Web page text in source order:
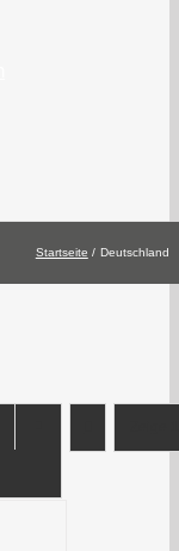
Startseite Deutschland